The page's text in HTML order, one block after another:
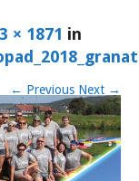
× 1871 in
← Previous Next →